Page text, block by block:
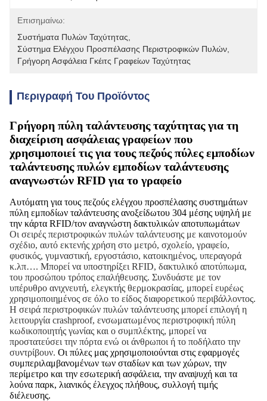
Επισημαίνω:
Συστήματα Πυλών Ταχύτητας
Σύστημα Ελέγχου Προσπέλασης Περιστροφικών Πυλών
Γρήγορη Ασφάλεια Γκέιτς Γραφείων Ταχύτητας
Περιγραφή Του Προϊόντος
Γρήγορη πύλη ταλάντευσης ταχύτητας για τη
διαχείριση ασφάλειας γραφείων που
χρησιμοποιεί τις για τους πεζούς πύλες εμποδίων
ταλάντευσης πυλών εμποδίων ταλάντευσης
αναγνωστών RFID για το γραφείο
Αυτόματη για τους πεζούς ελέγχου προσπέλασης συστημάτων
πύλη εμποδίων ταλάντευσης ανοξείδωτου 304 μέσης υψηλή με
την κάρτα RFID/τον αναγνώστη δακτυλικών αποτυπωμάτων
Οι σειρές περιστροφικών πυλών ταλάντευσης με καινοτομούν
σχέδιο, αυτό εκτενής χρήση στο μετρό, σχολείο, γραφείο,
φυσικός, γυμναστική, εργοστάσιο, κατοικημένος, υπεραγορά
κ.λπ…. Μπορεί να υποστηρίξει RFID, δακτυλικό αποτύπωμα,
του προσώπου τρόπος επαλήθευσης. Συνδυάστε με τον
υπέρυθρο ανιχνευτή, ελεγκτής θερμοκρασίας, μπορεί ευρέως
χρησιμοποιημένος σε όλο το είδος διαφορετικού περιβάλλοντος.
Η σειρά περιστροφικών πυλών ταλάντευσης μπορεί επιλογή η
λειτουργία crashproof, ενσωματωμένος περιστροφική πύλη
κωδικοποιητής γωνίας και ο συμπλέκτης, μπορεί να
προστατεύσει την πόρτα ενώ οι άνθρωποι ή το ποδήλατο την
συντρίβουν. Οι πύλες μας χρησιμοποιούνται στις εφαρμογές
συμπεριλαμβανομένων των σταδίων και των χώρων, την
περίμετρο και την εσωτερική ασφάλεια, την αναψυχή και τα
λούνα παρκ, λιανικός έλεγχος πλήθους, συλλογή τιμής
διέλευσης.